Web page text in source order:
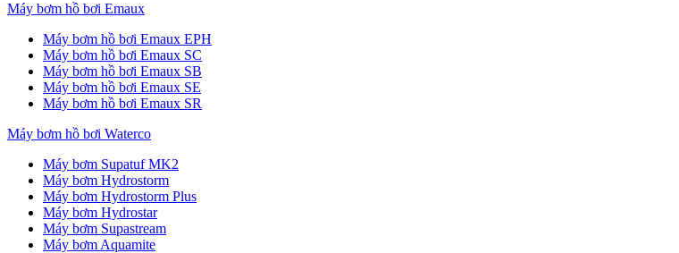
Máy bơm hồ bơi Emaux
Máy bơm hồ bơi Emaux EPH
Máy bơm hồ bơi Emaux SC
Máy bơm hồ bơi Emaux SB
Máy bơm hồ bơi Emaux SE
Máy bơm hồ bơi Emaux SR
Máy bơm hồ bơi Waterco
Máy bơm Supatuf MK2
Máy bơm Hydrostorm
Máy bơm Hydrostorm Plus
Máy bơm Hydrostar
Máy bơm Supastream
Máy bơm Aquamite